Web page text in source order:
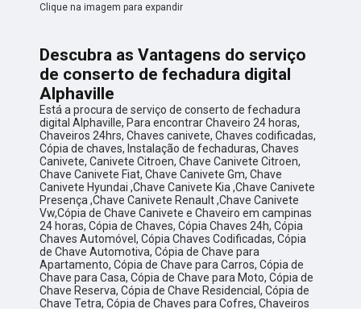
Clique na imagem para expandir
Descubra as Vantagens do serviço
de conserto de fechadura digital
Alphaville
Está a procura de serviço de conserto de fechadura
digital Alphaville, Para encontrar Chaveiro 24 horas,
Chaveiros 24hrs, Chaves canivete, Chaves codificadas,
Cópia de chaves, Instalação de fechaduras, Chaves
Canivete, Canivete Citroen, Chave Canivete Citroen,
Chave Canivete Fiat, Chave Canivete Gm, Chave
Canivete Hyundai ,Chave Canivete Kia ,Chave Canivete
Presença ,Chave Canivete Renault ,Chave Canivete
Vw,Cópia de Chave Canivete e Chaveiro em campinas
24 horas, Cópia de Chaves, Cópia Chaves 24h, Cópia
Chaves Automóvel, Cópia Chaves Codificadas, Cópia
de Chave Automotiva, Cópia de Chave para
Apartamento, Cópia de Chave para Carros, Cópia de
Chave para Casa, Cópia de Chave para Moto, Cópia de
Chave Reserva, Cópia de Chave Residencial, Cópia de
Chave Tetra, Cópia de Chaves para Cofres, Chaveiros